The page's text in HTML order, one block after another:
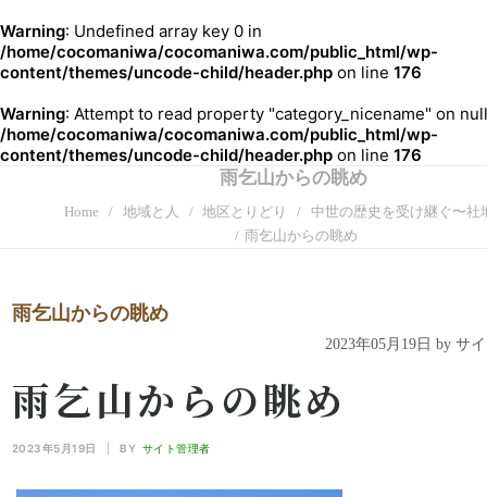
Warning: Undefined array key 0 in
/home/cocomaniwa/cocomaniwa.com/public_html/wp-
content/themes/uncode-child/header.php on line 176
Warning: Attempt to read property "category_nicename" on
/home/cocomaniwa/cocomaniwa.com/public_html/wp-
content/themes/uncode-child/header.php on line 176
雨乞山からの眺め
Home 地域と人 地区とりどり
中世の歴史を受け継ぐ〜社
雨乞山からの眺め
雨乞山からの眺め
2023年05月19日 by サ
雨乞山からの眺め
2023年5月19日 BY サイト管理者